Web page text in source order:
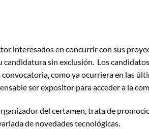
interesados en concurrir con sus
sin exclusión. Los
como ya ocurriera en las
ser expositor para acceder a la
del certamen, trata de
de novedades tecnológicas.